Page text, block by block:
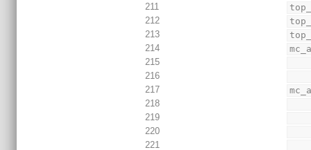
211
212
213
214
215
216
217
218
219
220
221